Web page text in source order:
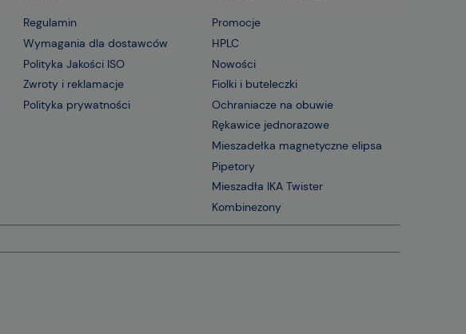
Regulamin
Wymagania dla dostawców
Polityka Jakości ISO
Zwroty i reklamacje
Polityka prywatności
Promocje
HPLC
Nowości
Fiolki i buteleczki
Ochraniacze na obuwie
Rękawice jednorazowe
Mieszadełka magnetyczne elipsa
Pipetory
Mieszadła IKA Twister
Kombinezony